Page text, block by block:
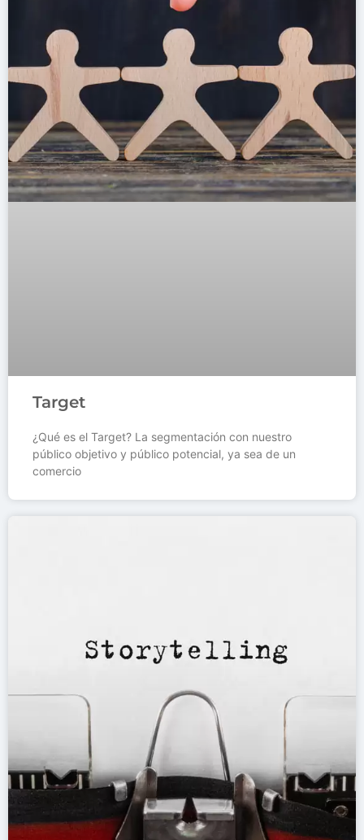
Target
¿Qué es el Target? La segmentación con nuestro
público objetivo y público potencial, ya sea de un
comercio